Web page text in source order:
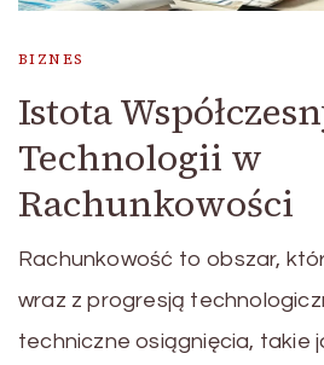
BIZNES
Istota
Technologii w
Rachunkowości
Rachunkowość to obszar,
wraz z progresją
techniczne osiągnięcia, takie